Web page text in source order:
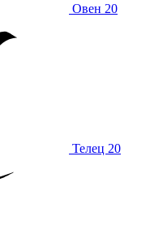
Овен 20
Телец 20